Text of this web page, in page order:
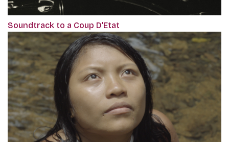
Soundtrack to a Coup D’Etat